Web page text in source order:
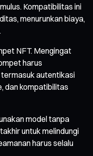
Kompatibilitas ini
menurunkan biaya,
NFT. Mengingat
harus
autentikasi
dan kompatibilitas
model tanpa
untuk melindungi
harus selalu